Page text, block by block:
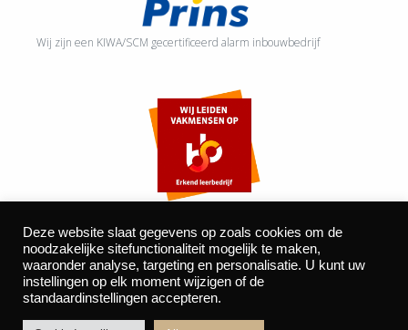
Wij zijn een KIWA/SCM gecertificeerd alarm inbouwbedrijf
©2026 Autocentrum Bijvelds BV. De Beeke 4, 5469 DW Erp
| website door
Deze website slaat gegevens op zoals cookies om de
noodzakelijke sitefunctionaliteit mogelijk te maken,
waaronder analyse, targeting en personalisatie. U kunt uw
instellingen op elk moment wijzigen of de
standaardinstellingen accepteren.